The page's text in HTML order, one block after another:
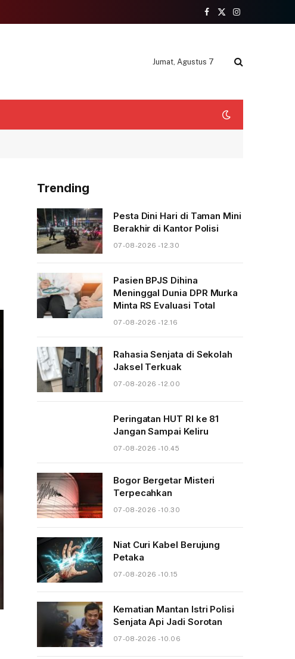
Facebook
X
Instagram
Jumat, Agustus 7
Trending
Pesta Dini Hari di Taman Mini
Berakhir di Kantor Polisi
07-08-2026 - 12.30
Pasien BPJS Dihina
Meninggal Dunia DPR Murka
Minta RS Evaluasi Total
07-08-2026 - 12.16
Rahasia Senjata di Sekolah
Jaksel Terkuak
07-08-2026 - 12.00
Peringatan HUT RI ke 81
Jangan Sampai Keliru
07-08-2026 - 10.45
Bogor Bergetar Misteri
Terpecahkan
07-08-2026 - 10.30
Niat Curi Kabel Berujung
Petaka
07-08-2026 - 10.15
Kematian Mantan Istri Polisi
Senjata Api Jadi Sorotan
07-08-2026 - 10.06